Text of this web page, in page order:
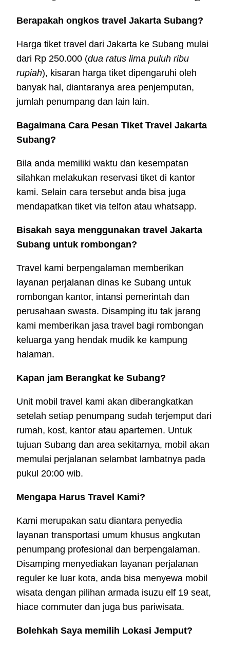
Berapakah ongkos travel Jakarta Subang?
Harga tiket travel dari Jakarta ke Subang mulai
dari Rp 250.000 (dua ratus lima puluh ribu
rupiah), kisaran harga tiket dipengaruhi oleh
banyak hal, diantaranya area penjemputan,
jumlah penumpang dan lain lain.
Bagaimana Cara Pesan Tiket Travel Jakarta
Subang?
Bila anda memiliki waktu dan kesempatan
silahkan melakukan reservasi tiket di kantor
kami. Selain cara tersebut anda bisa juga
mendapatkan tiket via telfon atau whatsapp.
Bisakah saya menggunakan travel Jakarta
Subang untuk rombongan?
Travel kami berpengalaman memberikan
layanan perjalanan dinas ke Subang untuk
rombongan kantor, intansi pemerintah dan
perusahaan swasta. Disamping itu tak jarang
kami memberikan jasa travel bagi rombongan
keluarga yang hendak mudik ke kampung
halaman.
Kapan jam Berangkat ke Subang?
Unit mobil travel kami akan diberangkatkan
setelah setiap penumpang sudah terjemput dari
rumah, kost, kantor atau apartemen. Untuk
tujuan Subang dan area sekitarnya, mobil akan
memulai perjalanan selambat lambatnya pada
pukul 20:00 wib.
Mengapa Harus Travel Kami?
Kami merupakan satu diantara penyedia
layanan transportasi umum khusus angkutan
penumpang profesional dan berpengalaman.
Disamping menyediakan layanan perjalanan
reguler ke luar kota, anda bisa menyewa mobil
wisata dengan pilihan armada isuzu elf 19 seat,
hiace commuter dan juga bus pariwisata.
Bolehkah Saya memilih Lokasi Jemput?